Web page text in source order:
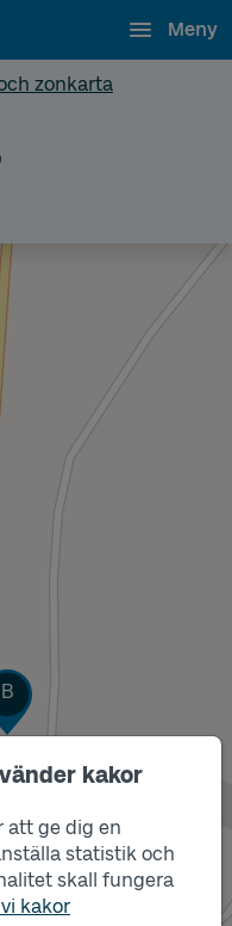
kakor
att ge dig en
statistik och
skall fungera
kakor
Meny
zonkarta
B